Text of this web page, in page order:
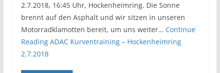
2.7.2018, 16:45 Uhr, Hockenheimring. Die Sonne
brennt auf den Asphalt und wir sitzen in unseren
Motorradklamotten bereit, um uns weiter… Continue
ReadingADAC Kurventraining – Hockenheimring
2.7.2018